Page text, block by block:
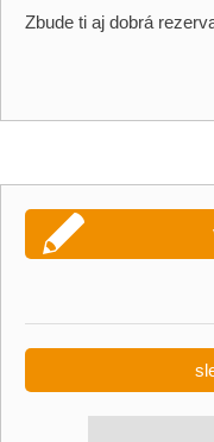
Zbude ti aj dobrá